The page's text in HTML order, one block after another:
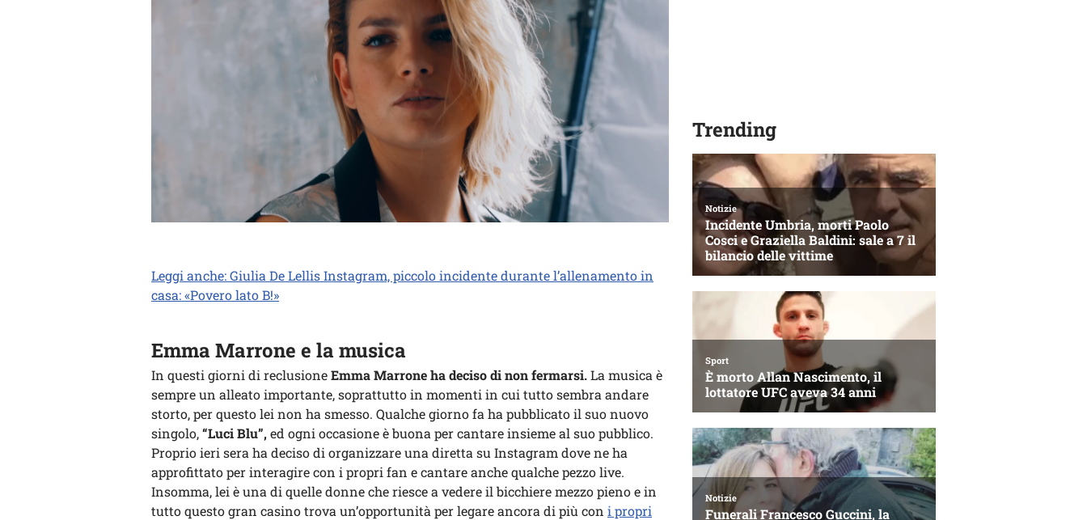
Leggi anche: Giulia De Lellis Instagram, piccolo incidente durante l’allenamento in
casa: «Povero lato B!»
Emma Marrone e la musica
In questi giorni di reclusioneEmma Marrone ha deciso di non fermarsi.La musica è
sempre un alleato importante, soprattutto in momenti in cui tutto sembra andare
storto, per questo lei non ha smesso. Qualche giorno fa ha pubblicato il suo nuovo
singolo,“Luci Blu”,ed ogni occasione è buona per cantare insieme al suo pubblico.
Proprio ieri sera ha deciso di organizzare una diretta su Instagram dove ne ha
approfittato per interagire con i propri fan e cantare anche qualche pezzo live.
Insomma, lei è una di quelle donne che riesce a vedere il bicchiere mezzo pieno e in
tutto questo gran casino trova un’opportunità per legare ancora di più con i propri
Trending